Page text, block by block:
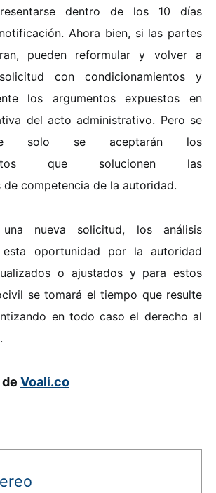
dentro de los 10 días
Ahora bien, si las partes
pueden reformular y volver a
con condicionamientos y
los argumentos expuestos en
del acto administrativo. Pero se
solo se aceptarán los
que solucionen las
de competencia de la autoridad.
nueva solicitud, los análisis
oportunidad por la autoridad
o ajustados y para estos
se tomará el tiempo que resulte
en todo caso el derecho al
Voali.co